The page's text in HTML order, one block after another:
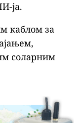
ја.
каблом за
соларним